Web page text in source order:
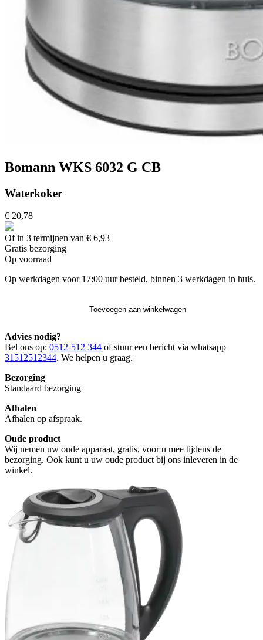
Bomann WKS 6032 G CB
Waterkoker
€ 20,78
Of in 3 termijnen van € 6,93
Gratis bezorging
Op voorraad
Op werkdagen voor 17:00 uur besteld, binnen 3 werkdagen in huis.
Toevoegen aan winkelwagen
Advies nodig?
Bel ons op: 0512-512 344 of stuur een bericht via whatsapp
31512512344. We helpen u graag.
Bezorging
Standaard bezorging
Afhalen
Afhalen op afspraak.
Oude product
Wij nemen uw oude apparaat, gratis, voor u mee tijdens de
bezorging. Ook kunt u uw oude product bij ons inleveren in de
winkel.